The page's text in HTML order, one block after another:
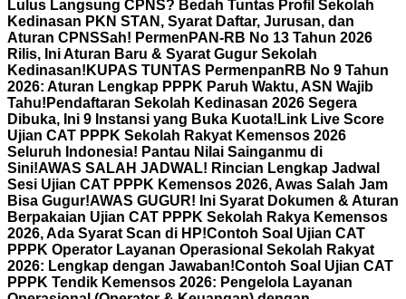
Lulus Langsung CPNS? Bedah Tuntas Profil Sekolah
Kedinasan PKN STAN, Syarat Daftar, Jurusan, dan
Aturan CPNSSah! PermenPAN-RB No 13 Tahun 2026
Rilis, Ini Aturan Baru & Syarat Gugur Sekolah
Kedinasan! KUPAS TUNTAS PermenpanRB No 9 Tahun
2026: Aturan Lengkap PPPK Paruh Waktu, ASN Wajib
Tahu! Pendaftaran Sekolah Kedinasan 2026 Segera
Dibuka, Ini 9 Instansi yang Buka Kuota! Link Live Score
Ujian CAT PPPK Sekolah Rakyat Kemensos 2026
Seluruh Indonesia! Pantau Nilai Sainganmu di
Sini!AWAS SALAH JADWAL! Rincian Lengkap Jadwal
Sesi Ujian CAT PPPK Kemensos 2026, Awas Salah Jam
Bisa Gugur!AWAS GUGUR! Ini Syarat Dokumen & Aturan
Berpakaian Ujian CAT PPPK Sekolah Rakya Kemensos
2026, Ada Syarat Scan di HP!Contoh Soal Ujian CAT
PPPK Operator Layanan Operasional Sekolah Rakyat
2026: Lengkap dengan Jawaban!Contoh Soal Ujian CAT
PPPK Tendik Kemensos 2026: Pengelola Layanan